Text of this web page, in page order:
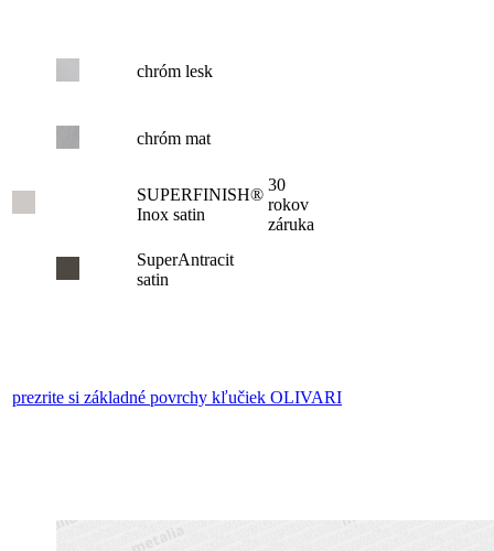
chróm lesk
chróm mat
SUPERFINISH®
Inox satin
30
rokov
záruka
SuperAntracit
satin
prezrite si základné povrchy kľučiek OLIVARI